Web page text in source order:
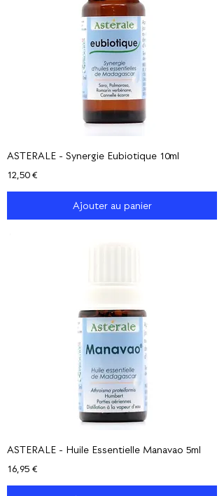
ASTERALE - Synergie Eubiotique 10ml
Prix
12,50 €
Ajouter au panier
ASTERALE - Huile Essentielle Manavao 5ml
Prix
16,95 €